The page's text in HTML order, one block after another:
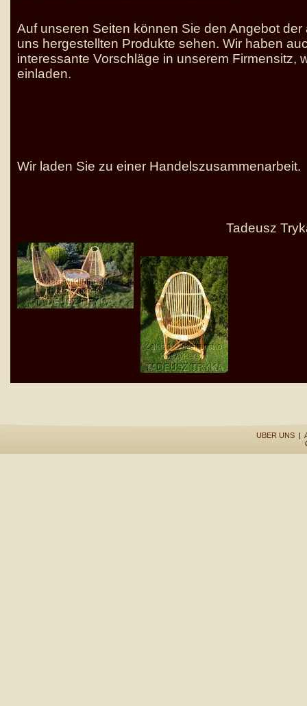
Auf unseren Seiten können Sie den Angebot
uns hergestellten Produkte sehen. Wir haben
interessante Vorschläge in unserem Firmensitz,
einladen.
Wir laden Sie zu einer Handelszusammenarbeit.
Tadeusz
UBER UNS |